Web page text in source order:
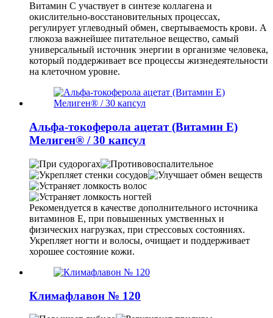
Витамин С участвует в синтезе коллагена и
окислительно-восстановительных процессах,
регулирует углеводный обмен, свертываемость крови. А
глюкоза важнейшее питательное вещество, самый
универсальный источник энергии в организме человека,
который поддерживает все процессы жизнедеятельности
на клеточном уровне.
Альфа-токоферола ацетат (Витамин Е)
Мелиген® / 30 капсул
Рекомендуется в качестве дополнительного источника
витаминов Е, при повышенных умственных и
физических нагрузках, при стрессовых состояниях.
Укрепляет ногти и волосы, очищает и поддерживает
хорошее состояние кожи.
Климафлавон № 120